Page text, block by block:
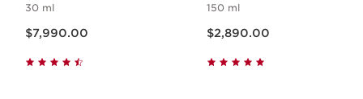
30 ml
$7,990.00
150 ml
$2,890.00